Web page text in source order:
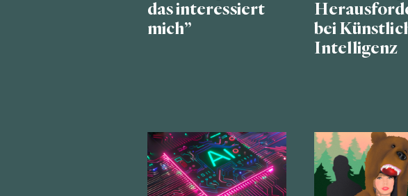
das interessiert
mich”
bei
Intelligenz